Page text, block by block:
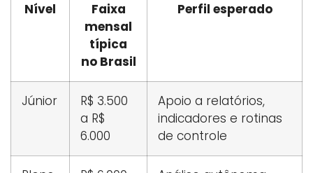
Nível
Faixa
mensal
típica
no Brasil
Perfil esperado
Júnior
R$ 3.500
a R$
6.000
Apoio a relatórios,
indicadores e rotinas
de controle